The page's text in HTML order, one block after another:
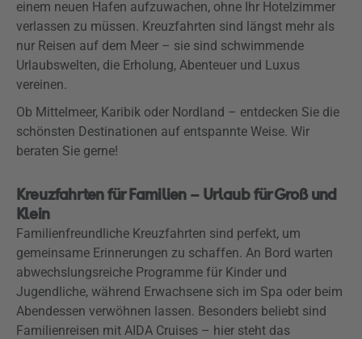
einem neuen Hafen aufzuwachen, ohne Ihr Hotelzimmer
verlassen zu müssen. Kreuzfahrten sind längst mehr als
nur Reisen auf dem Meer – sie sind schwimmende
Urlaubswelten, die Erholung, Abenteuer und Luxus
vereinen.
Ob Mittelmeer, Karibik oder Nordland – entdecken Sie die
schönsten Destinationen auf entspannte Weise. Wir
beraten Sie gerne!
Kreuzfahrten für Familien – Urlaub für Groß und
Klein
Familienfreundliche Kreuzfahrten sind perfekt, um
gemeinsame Erinnerungen zu schaffen. An Bord warten
abwechslungsreiche Programme für Kinder und
Jugendliche, während Erwachsene sich im Spa oder beim
Abendessen verwöhnen lassen. Besonders beliebt sind
Familienreisen mit AIDA Cruises – hier steht das